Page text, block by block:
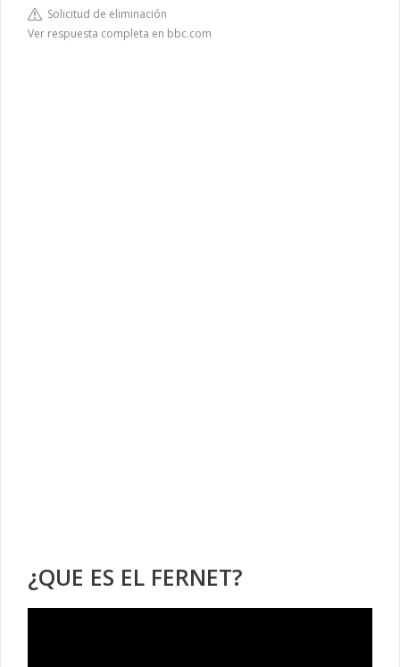
Solicitud de eliminación
Ver respuesta completa en bbc.com
¿QUE ES EL FERNET?